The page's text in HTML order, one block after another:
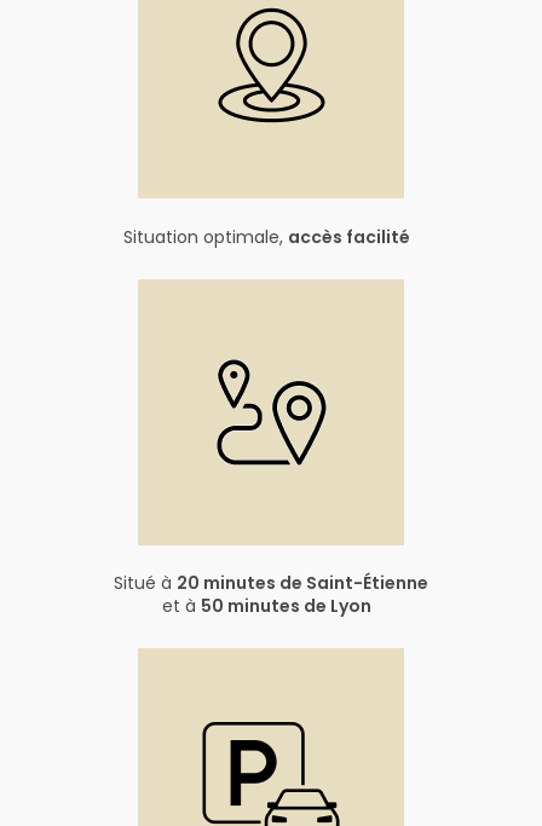
Situation optimale, accès facilité
Situé à 20 minutes de Saint-Étienne
et à 50 minutes de Lyon